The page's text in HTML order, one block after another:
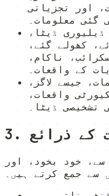
اور تجزیاتی
گئی معلومات۔
ڈیٹا،
کھولے گئے،
ناکام،
کے واقعات۔
جیسے لاگز،
واقعات،
تشخیصی ڈیٹا۔
کے ذرائع
خود بخود، اور
سے جمع کرتے ہیں۔